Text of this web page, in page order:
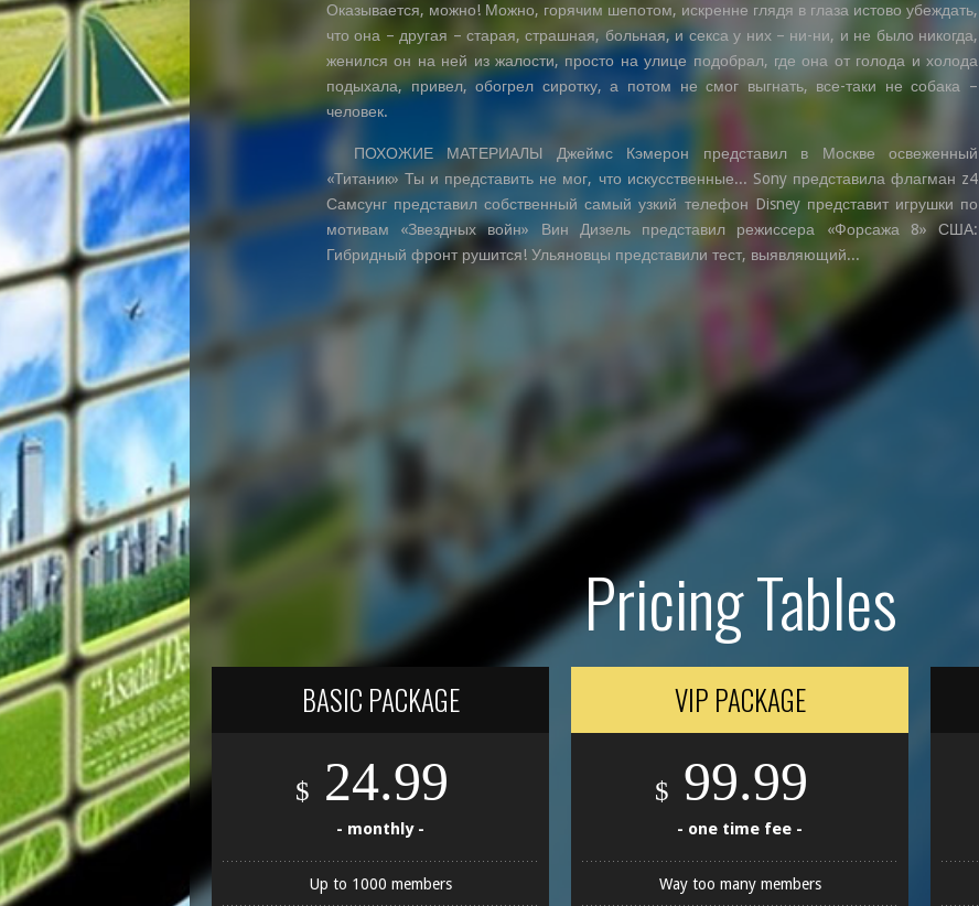
Оказывается, можно! Можно, горячим шепотом, искренне глядя в глаза истово убеждать,
что она – другая – старая, страшная, больная, и секса у них – ни-ни, и не было никогда,
женился он на ней из жалости, просто на улице подобрал, где она от голода и холода
подыхала, привел, обогрел сиротку, а потом не смог выгнать, все-таки не собака –
человек.
ПОХОЖИЕ МАТЕРИАЛЫ Джеймс Кэмерон представил в Москве освеженный
«Титаник» Ты и представить не мог, что искусственные... Sony представила флагман z4
Самсунг представил собственный самый узкий телефон Disney представит игрушки по
мотивам «Звездных войн» Вин Дизель представил режиссера «Форсажа 8» США:
Гибридный фронт рушится! Ульяновцы представили тест, выявляющий...
Pricing Tables
BASIC PACKAGE
$ 24.99
- monthly -
Up to 1000 members
VIP PACKAGE
$ 99.99
- one time fee -
Way too many members